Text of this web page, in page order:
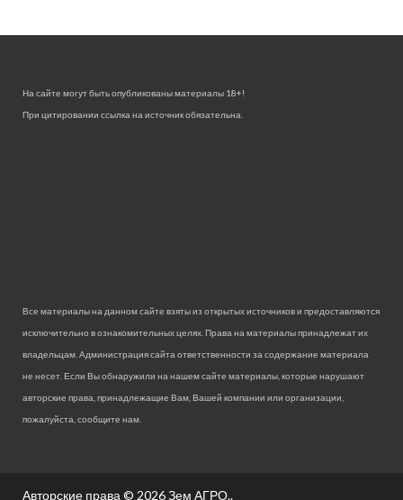
На сайте могут быть опубликованы материалы 18+!
При цитировании ссылка на источник обязательна.
Все материалы на данном сайте взяты из открытых источников и предоставляются
исключительно в ознакомительных целях. Права на материалы принадлежат их
владельцам. Администрация сайта ответственности за содержание материала
не несет. Если Вы обнаружили на нашем сайте материалы, которые нарушают
авторские права, принадлежащие Вам, Вашей компании или организации,
пожалуйста, сообщите нам.
Авторские права © 2026Зем АГРО..